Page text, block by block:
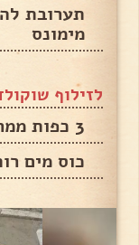
תערובת
מימונס
לזילוף
3 כפות ממרח שוקןלד
כוס מים